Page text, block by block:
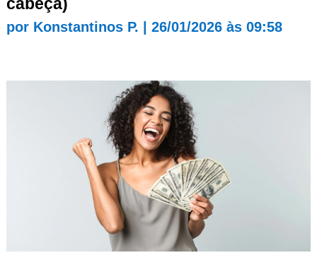
por Konstantinos P. | 26/01/2026 às 09:58